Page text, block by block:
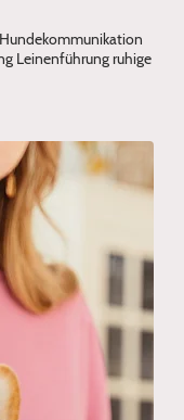
Leinenführung ruhige